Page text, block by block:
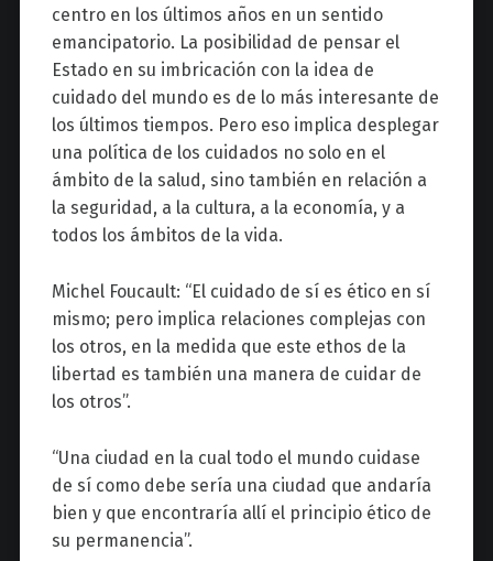
centro en los últimos años en un sentido
emancipatorio. La posibilidad de pensar el
Estado en su imbricación con la idea de
cuidado del mundo es de lo más interesante de
los últimos tiempos. Pero eso implica desplegar
una política de los cuidados no solo en el
ámbito de la salud, sino también en relación a
la seguridad, a la cultura, a la economía, y a
todos los ámbitos de la vida.
Michel Foucault: “El cuidado de sí es ético en sí
mismo; pero implica relaciones complejas con
los otros, en la medida que este ethos de la
libertad es también una manera de cuidar de
los otros”.
“Una ciudad en la cual todo el mundo cuidase
de sí como debe sería una ciudad que andaría
bien y que encontraría allí el principio ético de
su permanencia”.